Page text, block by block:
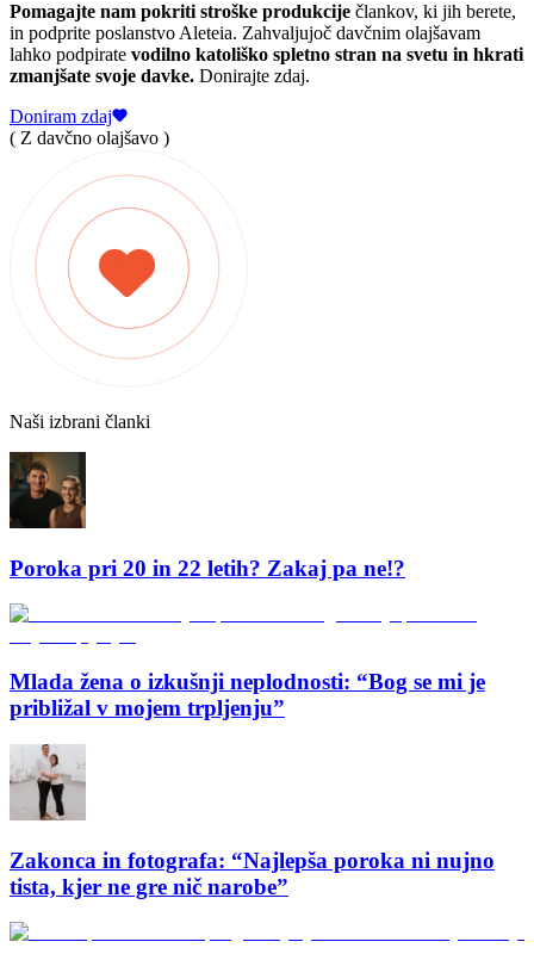
Pomagajte nam pokriti stroške produkcije člankov, ki jih berete,
in podprite poslanstvo Aleteia. Zahvaljujoč davčnim olajšavam
lahko podpirate vodilno katoliško spletno stran na svetu in hkrati
zmanjšate svoje davke. Donirajte zdaj.
Doniram zdaj
( Z davčno olajšavo )
Naši izbrani članki
Poroka pri 20 in 22 letih? Zakaj pa ne!?
Mlada žena o izkušnji neplodnosti: “Bog se mi je
približal v mojem trpljenju”
Zakonca in fotografa: “Najlepša poroka ni nujno
tista, kjer ne gre nič narobe”